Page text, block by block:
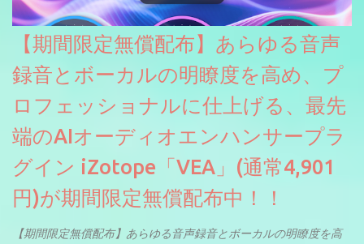
【期間限定無償配布】あらゆる音声
録音とボーカルの明瞭度を高め、プ
ロフェッショナルに仕上げる、最先
端のAIオーディオエンハンサープラ
グイン iZotope「VEA」(通常4,901
円)が期間限定無償配布中！！
【期間限定無償配布】あらゆる音声録音とボーカルの明瞭度を高